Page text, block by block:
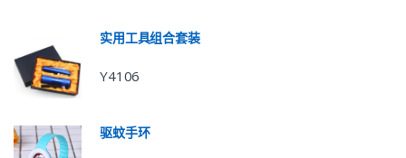
实用工具组合套装
Y4106
驱蚊手环